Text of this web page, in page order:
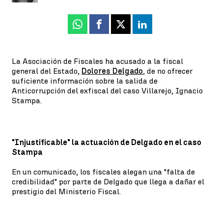
Whatsapp
Facebook
X Linkedin
La Asociación de Fiscales ha acusado a la fiscal
general del Estado, Dolores Delgado, de no ofrecer
suficiente información sobre la salida de
Anticorrupción del exfiscal del caso Villarejo, Ignacio
Stampa.
"Injustificable" la actuación de Delgado en el caso
Stampa
En un comunicado, los fiscales alegan una "falta de
credibilidad" por parte de Delgado que llega a dañar el
prestigio del Ministerio Fiscal.